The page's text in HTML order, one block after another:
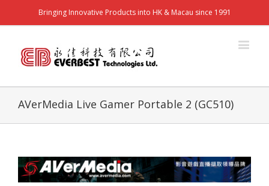
Bringing Innovative Products into HK & Macau since 1991
AVerMedia Live Gamer Portable 2 (GC510)